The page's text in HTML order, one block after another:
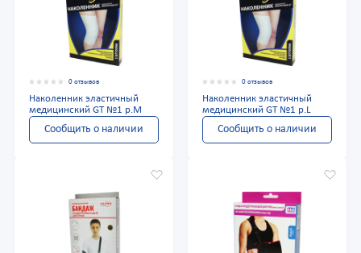
0 отзывов
Наколенник эластичный
медицинский GT №1 р.M
Сообщить о наличии
0 отзывов
Наколенник эластичный
медицинский GT №1 р.L
Сообщить о наличии